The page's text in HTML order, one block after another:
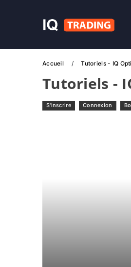
Accueil Tutoriels - IQ
Tutoriels -
S'inscrire Connexion